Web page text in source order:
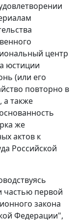
центр
юстиции
(или его
повторно в
а также
же
актов к
Российской
частью первой
закона
Федерации",